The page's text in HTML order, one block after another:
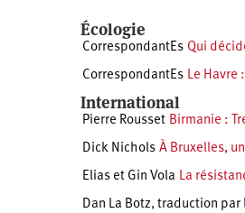
Écologie
CorrespondantEs Qui
CorrespondantEs Le Havre
International
Pierre Rousset Birmanie :
Dick Nichols À Bruxelles,
Elias et Gin Vola La
Dan La Botz, traduction par